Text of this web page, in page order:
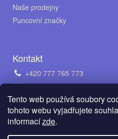
Tento web používá soubory
tohoto webu vyjadřujete
informacízde.
Naše prodejny
Puncovní značky
Kontakt
+420 777 765 773
obchod@avento.cz
Napište nám na WhatsApp